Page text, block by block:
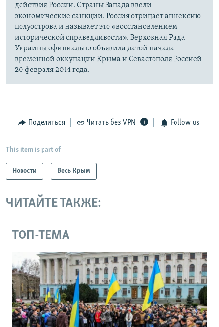
действия России. Страны Запада ввели
экономические санкции. Россия отрицает аннексию
полуострова и называет это «восстановлением
исторической справедливости». Верховная Рада
Украины официально объявила датой начала
временной оккупации Крыма и Севастополя Россией
20 февраля 2014 года.
Поделиться Читать без VPN Follow us
This item is part of
Новости Весь Крым
ЧИТАЙТЕ ТАКЖЕ:
ТОП-ТЕМА